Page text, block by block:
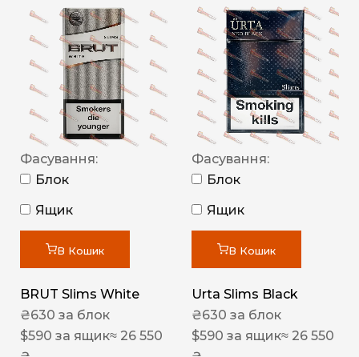
Фасування:
Блок
Ящик
В Кошик
BRUT Slims White
₴630 за блок
$590 за ящик≈ 26 550
Фасування:
Блок
Ящик
В Кошик
Urta Slims Black
₴630 за блок
$590 за ящик≈ 26 550